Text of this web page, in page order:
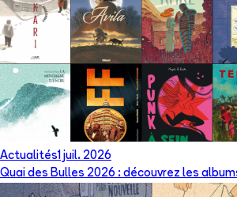
Actualités1 juil. 2026
Quai des Bulles 2026 : découvrez les